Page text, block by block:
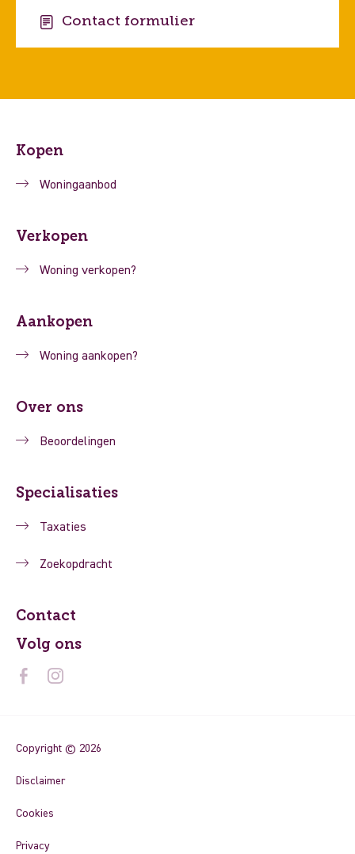
Contact formulier
Kopen
Woningaanbod
Verkopen
Woning verkopen?
Aankopen
Woning aankopen?
Over ons
Beoordelingen
Specialisaties
Taxaties
Zoekopdracht
Contact
Volg ons
Copyright © 2026
Disclaimer
Cookies
Privacy